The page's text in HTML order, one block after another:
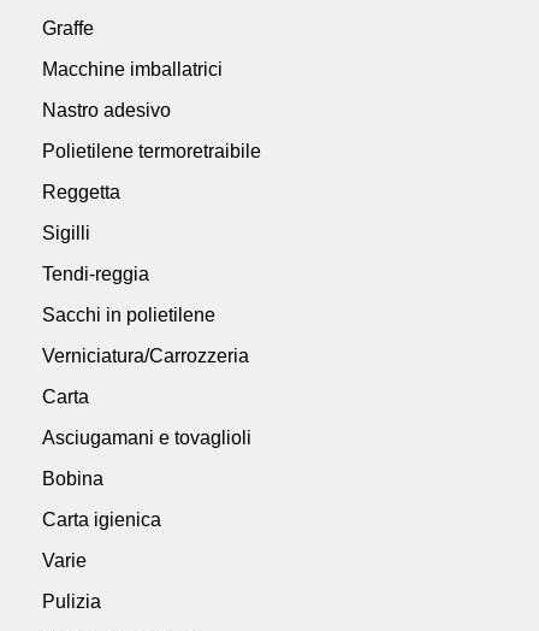
Graffe
Macchine imballatrici
Nastro adesivo
Polietilene termoretraibile
Reggetta
Sigilli
Tendi-reggia
Sacchi in polietilene
Verniciatura/Carrozzeria
Carta
Asciugamani e tovaglioli
Bobina
Carta igienica
Varie
Pulizia